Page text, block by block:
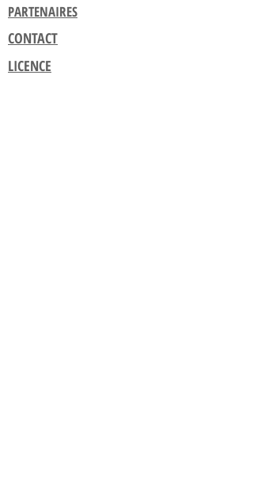
PARTENAIRES
CONTACT
LICENCE